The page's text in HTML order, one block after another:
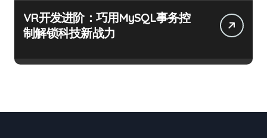
VR开发进阶：巧用MySQL事务控
制解锁科技新战力